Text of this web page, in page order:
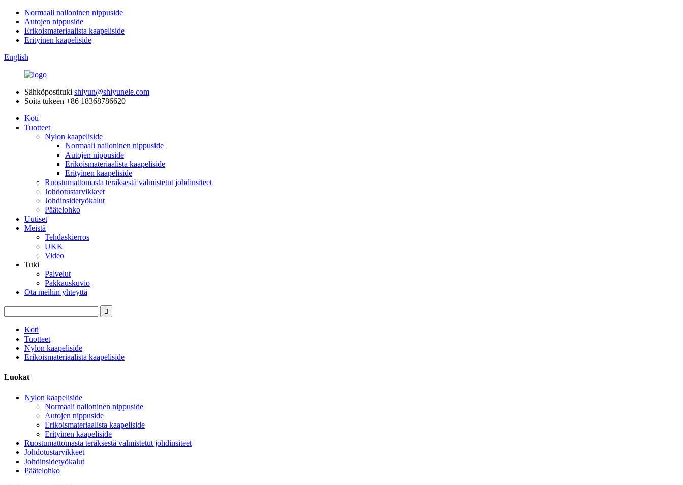
Normaali nailoninen nippuside
Autojen nippuside
Erikoismateriaalista kaapeliside
Erityinen kaapeliside
English
Sähköpostituki shiyun@shiyunele.com
Soita tukeen +86 18368786620
Koti
Tuotteet
Nylon kaapeliside
Normaali nailoninen nippuside
Autojen nippuside
Erikoismateriaalista kaapeliside
Erityinen kaapeliside
Ruostumattomasta teräksestä valmistetut johdinsiteet
Johdotustarvikkeet
Johdinsidetyökalut
Päätelohko
Uutiset
Meistä
Tehdaskierros
UKK
Video
Tuki
Palvelut
Pakkauskuvio
Ota meihin yhteyttä
Koti
Tuotteet
Nylon kaapeliside
Erikoismateriaalista kaapeliside
Luokat
Nylon kaapeliside
Normaali nailoninen nippuside
Autojen nippuside
Erikoismateriaalista kaapeliside
Erityinen kaapeliside
Ruostumattomasta teräksestä valmistetut johdinsiteet
Johdotustarvikkeet
Johdinsidetyökalut
Päätelohko